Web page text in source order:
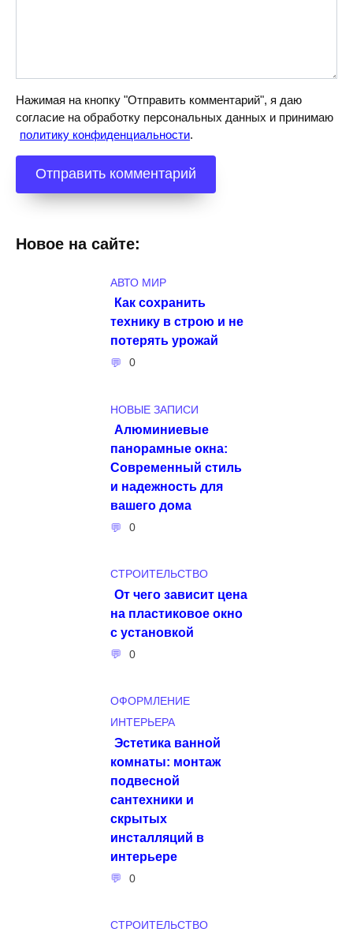
Нажимая на кнопку "Отправить комментарий", я даю
согласие на обработку персональных данных и принимаю
политику конфиденциальности.
Новое на сайте:
АВТО МИР
Как сохранить
технику в строю и не
потерять урожай
0
НОВЫЕ ЗАПИСИ
Алюминиевые
панорамные окна:
Современный стиль
и надежность для
вашего дома
0
СТРОИТЕЛЬСТВО
От чего зависит цена
на пластиковое окно
с установкой
0
ОФОРМЛЕНИЕ
ИНТЕРЬЕРА
Эстетика ванной
комнаты: монтаж
подвесной
сантехники и
скрытых
инсталляций в
интерьере
0
СТРОИТЕЛЬСТВО